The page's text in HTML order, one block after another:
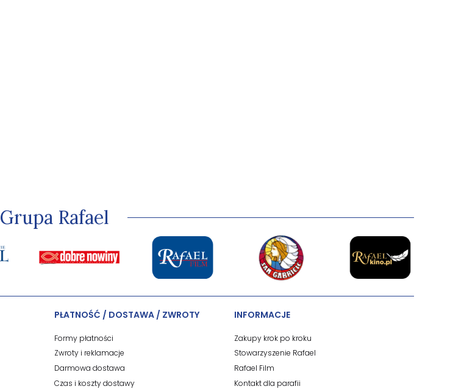
Grupa Rafael
PŁATNOŚĆ / DOSTAWA / ZWROTY
Formy płatności
Zwroty i reklamacje
Darmowa dostawa
Czas i koszty dostawy
INFORMACJE
Zakupy krok po kroku
Stowarzyszenie Rafael
Rafael Film
Kontakt dla parafii